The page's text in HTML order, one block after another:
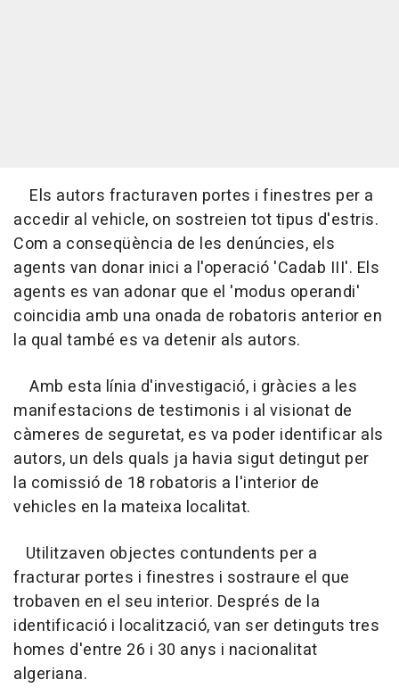
Els autors fracturaven portes i finestres per a
accedir al vehicle, on sostreien tot tipus d'estris.
Com a conseqüència de les denúncies, els
agents van donar inici a l'operació 'Cadab III'. Els
agents es van adonar que el 'modus operandi'
coincidia amb una onada de robatoris anterior en
la qual també es va detenir als autors.
Amb esta línia d'investigació, i gràcies a les
manifestacions de testimonis i al visionat de
càmeres de seguretat, es va poder identificar als
autors, un dels quals ja havia sigut detingut per
la comissió de 18 robatoris a l'interior de
vehicles en la mateixa localitat.
Utilitzaven objectes contundents per a
fracturar portes i finestres i sostraure el que
trobaven en el seu interior. Després de la
identificació i localització, van ser detinguts tres
homes d'entre 26 i 30 anys i nacionalitat
algeriana.